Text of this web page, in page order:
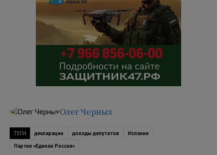
Олег Черных
ТЕГИ декларации доходы депутатов
Испания
Партия «Единая Россия»